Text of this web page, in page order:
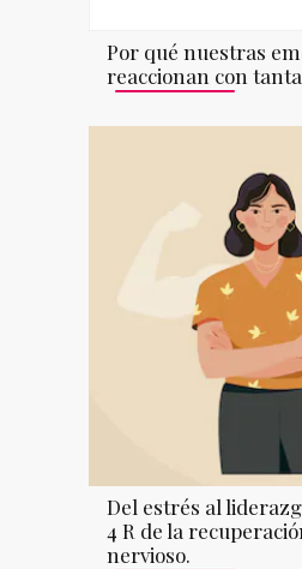
Por qué nuestras
reaccionan con
Del estrés al
4 R de la
nervioso.